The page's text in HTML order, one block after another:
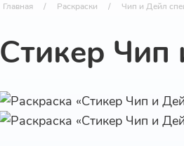
Главная / Раскраски / Чип и Дейл
Стикер Чип